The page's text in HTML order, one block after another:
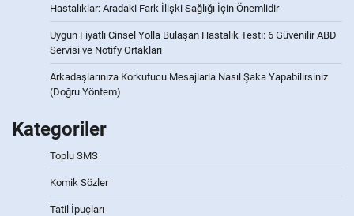
Hastalıklar: Aradaki Fark İlişki Sağlığı İçin Önemlidir
Uygun Fiyatlı Cinsel Yolla Bulaşan Hastalık Testi: 6 Güvenilir ABD
Servisi ve Notify Ortakları
Arkadaşlarınıza Korkutucu Mesajlarla Nasıl Şaka Yapabilirsiniz
(Doğru Yöntem)
Kategoriler
Toplu SMS
Komik Sözler
Tatil İpuçları